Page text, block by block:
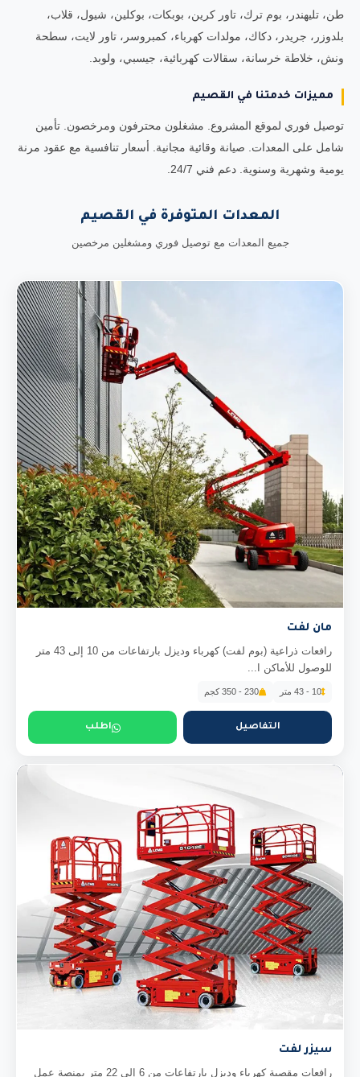
طن، تليهندر، بوم ترك، تاور كرين، بوبكات، بوكلين، شيول، قلاب،
بلدوزر، جريدر، دكاك، مولدات كهرباء، كمبروسر، تاور لايت، سطحة
ونش، خلاطة خرسانة، سقالات كهربائية، جيسبي، ولوبد.
مميزات خدمتنا في القصيم
توصيل فوري لموقع المشروع. مشغلون محترفون ومرخصون. تأمين
شامل على المعدات. صيانة وقائية مجانية. أسعار تنافسية مع عقود مرنة
يومية وشهرية وسنوية. دعم فني 24/7.
المعدات المتوفرة في القصيم
جميع المعدات مع توصيل فوري ومشغلين مرخصين
مان لفت
رافعات ذراعية (بوم لفت) كهرباء وديزل بارتفاعات من 10 إلى 43 متر
للوصول للأماكن ا...
10 - 43 متر 230 - 350 كجم
التفاصيل اطلب
سيزر لفت
رافعات مقصية كهرباء وديزل بارتفاعات من 6 إلى 22 متر بمنصة عمل